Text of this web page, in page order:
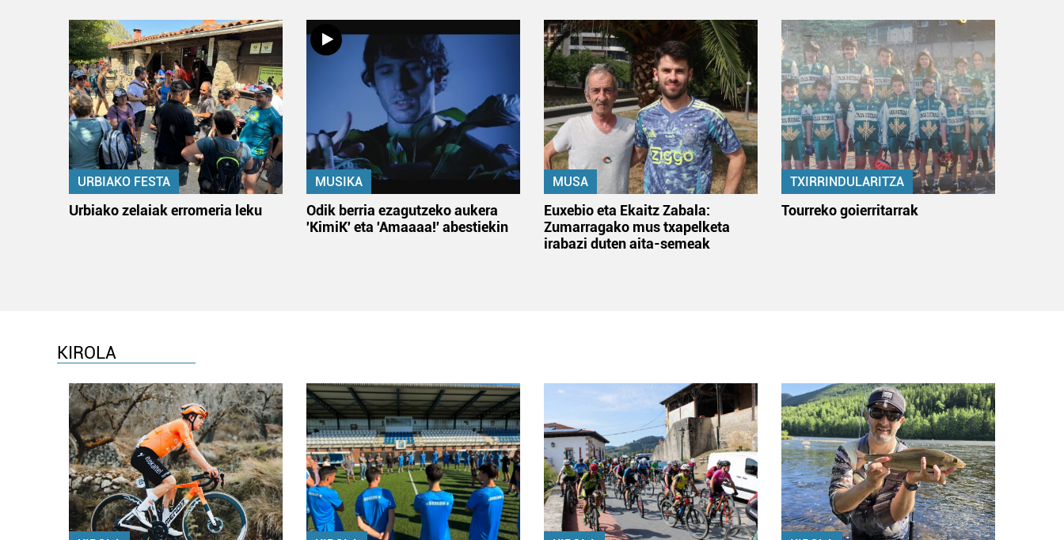
URBIAKO FESTA
Urbiako zelaiak erromeria leku
MUSIKA
Odik berria ezagutzeko aukera
'KimiK' eta 'Amaaaa!' abestiekin
MUSA
Euxebio eta Ekaitz Zabala:
Zumarragako mus txapelketa
irabazi duten aita-semeak
TXIRRINDULARITZA
Tourreko goierritarrak
KIROLA